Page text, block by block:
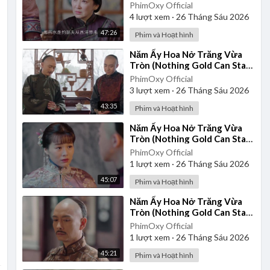
47:26
2017 - Tập 21 | Thuyết Minh
PhimOxy Official
4lượt xem · 26 Tháng Sáu 2026
Phim và Hoạt hình
43:35
⁣Năm Ấy Hoa Nở Trăng Vừa
Tròn (Nothing Gold Can Stay)
2017 - Tập 26 | Thuyết Minh
PhimOxy Official
3 lượt xem · 26 Tháng Sáu 2026
Phim và Hoạt hình
45:07
⁣Năm Ấy Hoa Nở Trăng Vừa
Tròn (Nothing Gold Can Stay)
2017 - Tập 35 | Thuyết Minh
PhimOxy Official
1 lượt xem · 26 Tháng Sáu 2026
Phim và Hoạt hình
45:21
⁣Năm Ấy Hoa Nở Trăng Vừa
Tròn (Nothing Gold Can Stay)
2017 - Tập 39 | Thuyết Minh
PhimOxy Official
1 lượt xem · 26 Tháng Sáu 2026
Phim và Hoạt hình